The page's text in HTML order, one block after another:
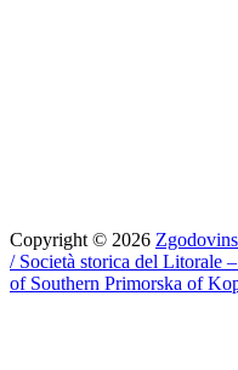
Copyright © 2026
/ Società storica del Litorale
of Southern Primorska of